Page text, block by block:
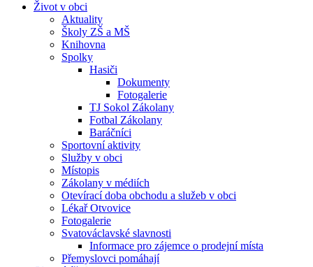
Život v obci
Aktuality
Školy ZŠ a MŠ
Knihovna
Spolky
Hasiči
Dokumenty
Fotogalerie
TJ Sokol Zákolany
Fotbal Zákolany
Baráčníci
Sportovní aktivity
Služby v obci
Místopis
Zákolany v médiích
Otevírací doba obchodu a služeb v obci
Lékař Otvovice
Fotogalerie
Svatováclavské slavnosti
Informace pro zájemce o prodejní místa
Přemyslovci pomáhají